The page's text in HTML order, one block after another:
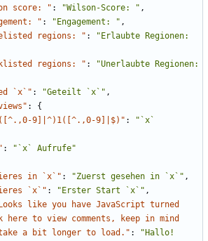
score: " : "Wilson-Score: " ,
" : "Engagement: " ,
regions: " :
"Erlaubte Regionen:
regions: " :
"Unerlaubte Regionen:
`x`" : "Geteilt `x`" ,
:
{
9]|^)1([^.,0-9]|$)" :
"`x`
:
"`x` Aufrufe"
in `x`" : "Zuerst gesehen in `x`" ,
`x`" : "Erster Start `x`" ,
like you have JavaScript turned
to view comments, keep in mind
take a bit longer to load." :
"Hallo!